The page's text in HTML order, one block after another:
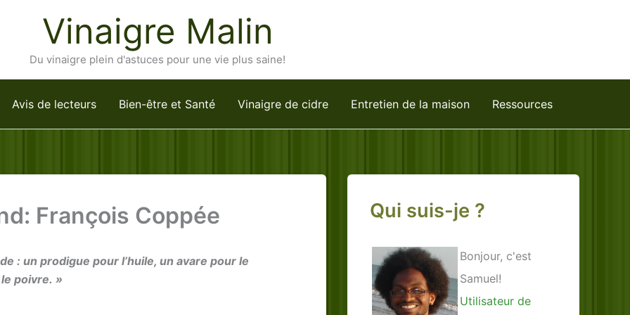
Vinaigre Malin
Du vinaigre plein d'astuces pour une vie plus saine!
Avis de lecteurs Bien-être et Santé Vinaigre de cidre Entretien de la maison Ressources
François Coppée
: un prodigue pour l’huile, un avare pour le
poivre. »
Qui suis-je ?
Bonjour, c'est
Samuel!
Utilisateur de